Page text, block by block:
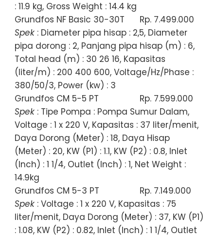
: 11.9 kg, Gross Weight : 14.4 kg
Grundfos NF Basic 30-30T
Rp. 7.499.000
Spek : Diameter pipa hisap : 2,5, Diameter
pipa dorong : 2, Panjang pipa hisap (m) : 6,
Total head (m) : 30 26 16, Kapasitas
(liter/m) : 200 400 600, Voltage/Hz/Phase :
380/50/3, Power (kw) : 3
Grundfos CM 5-5 PT
Rp. 7.599.000
Spek : Tipe Pompa : Pompa Sumur Dalam,
Voltage : 1 x 220 V, Kapasitas : 37 liter/menit,
Daya Dorong (Meter) : 18, Daya Hisap
(Meter) : 20, KW (P1) : 1.1, KW (P2) : 0.8, Inlet
(Inch) : 1 1/4, Outlet (Inch) : 1, Net Weight :
14.9kg
Grundfos CM 5-3 PT
Rp. 7.149.000
Spek : Voltage : 1 x 220 V, Kapasitas : 75
liter/menit, Daya Dorong (Meter) : 37, KW (P1)
: 1.08, KW (P2) : 0.82, Inlet (Inch) : 1 1/4, Outlet